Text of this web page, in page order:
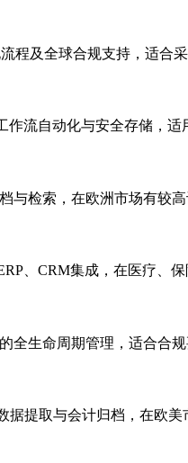
程及全球合规支持，适合
流自动化与安全存储，适
与检索，在欧洲市场有较高
、CRM集成，在医疗、保
全生命周期管理，适合合规
据提取与会计归档，在欧美